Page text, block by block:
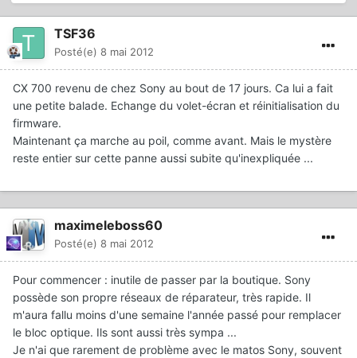
TSF36
Posté(e) 8 mai 2012
CX 700 revenu de chez Sony au bout de 17 jours. Ca lui a fait
une petite balade. Echange du volet-écran et réinitialisation du
firmware.
Maintenant ça marche au poil, comme avant. Mais le mystère
reste entier sur cette panne aussi subite qu'inexpliquée ...
maximeleboss60
Posté(e) 8 mai 2012
Pour commencer : inutile de passer par la boutique. Sony
possède son propre réseaux de réparateur, très rapide. Il
m'aura fallu moins d'une semaine l'année passé pour remplacer
le bloc optique. Ils sont aussi très sympa ...
Je n'ai que rarement de problème avec le matos Sony, souvent